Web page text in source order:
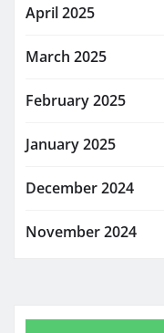
April 2025
March 2025
February 2025
January 2025
December 2024
November 2024